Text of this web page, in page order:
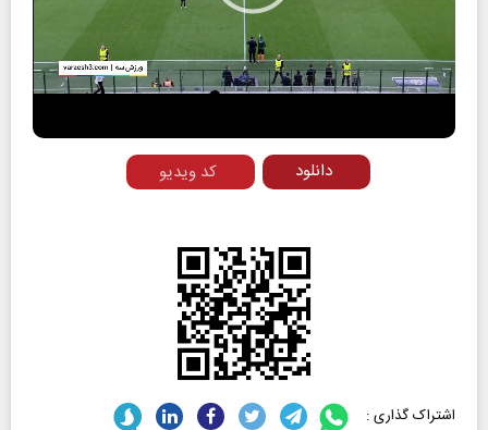
Play
Video
کد ویدیو دانلود
اشتراک گذاری :